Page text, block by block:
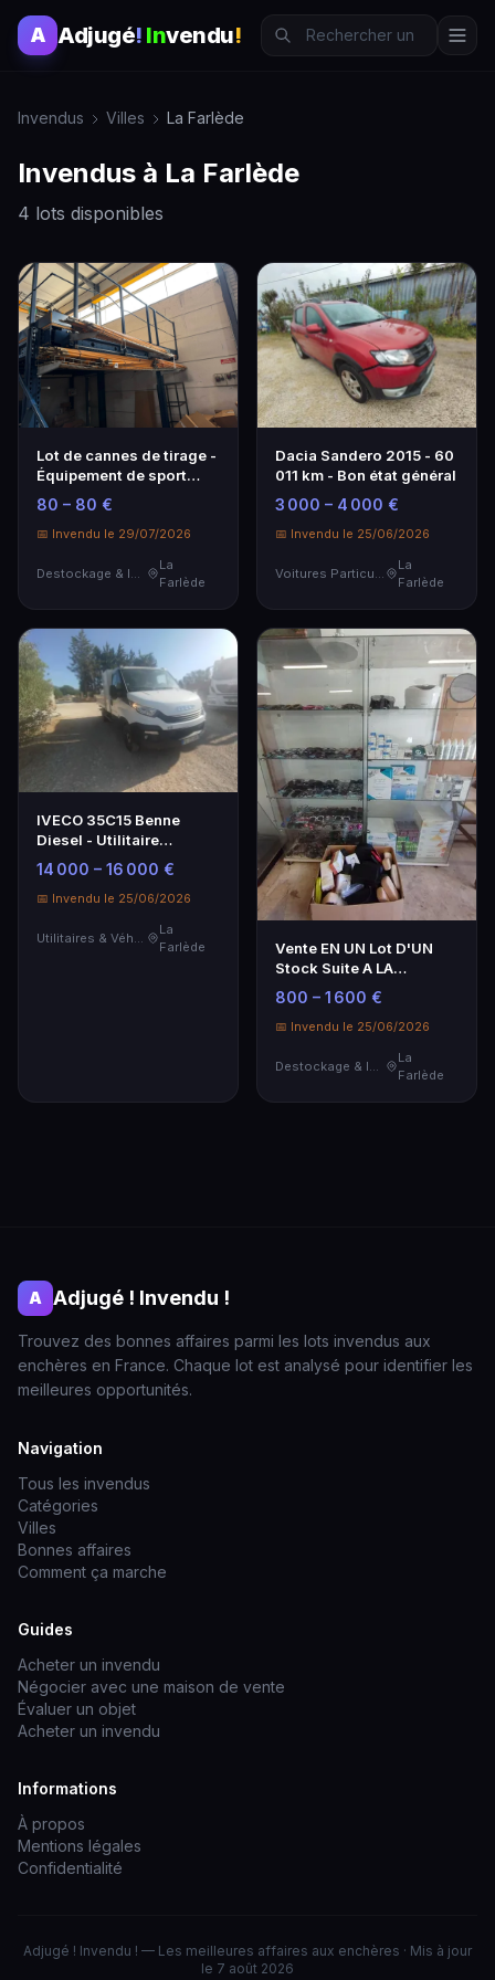
A Adjugé! Invendu!
Invendus Villes La Farlède
Invendus à La Farlède
4 lots disponibles
Lot de cannes de tirage -
Équipement de sport
professionnel
80 – 80 €
📅 Invendu le 29/07/2026
La
Farlède
Dacia Sandero 2015 - 60
011 km - Bon état général
3 000 – 4 000 €
📅 Invendu le 25/06/2026
La
Farlède
IVECO 35C15 Benne
Diesel - Utilitaire
d'occasion à faible
kilométrage
14 000 – 16 000 €
📅 Invendu le 25/06/2026
Utilitaires & Véhicules de Société
La
Farlède
Vente EN UN Lot D'UN
Stock Suite A LA
Liquidation Judiciaire…
800 – 1 600 €
📅 Invendu le 25/06/2026
La
Farlède
A Adjugé ! Invendu !
Trouvez des bonnes affaires parmi les lots invendus aux
enchères en France. Chaque lot est analysé pour identifier les
meilleures opportunités.
Navigation
Tous les invendus
Catégories
Villes
Bonnes affaires
Comment ça marche
Guides
Acheter un invendu
Négocier avec une maison de vente
Évaluer un objet
Acheter un invendu
Informations
À propos
Mentions légales
Confidentialité
Adjugé ! Invendu ! — Les meilleures affaires aux enchères · Mis à jour
le 7 août 2026